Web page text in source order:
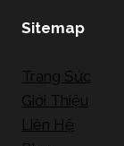
Sitemap
Trang Sức
Giới Thiệu
Liên Hệ